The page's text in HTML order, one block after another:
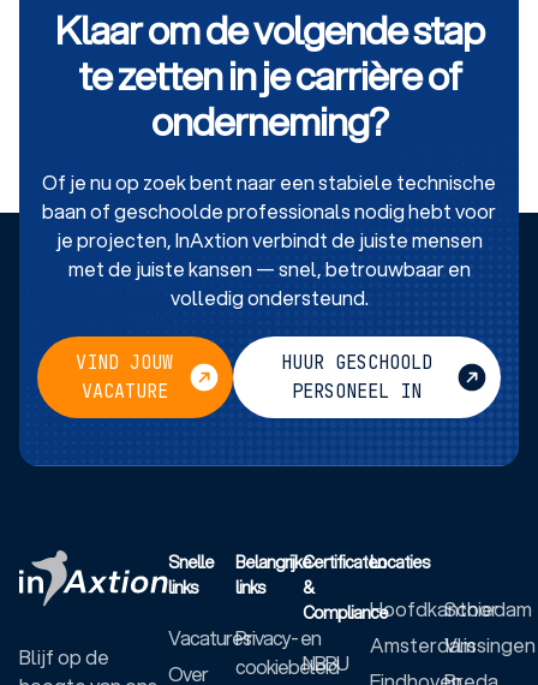
Klaar om de volgende stap
te zetten in je carrière of
onderneming?
Of je nu op zoek bent naar een stabiele technische
baan of geschoolde professionals nodig hebt voor
je projecten, InAxtion verbindt de juiste mensen
met de juiste kansen — snel, betrouwbaar en
volledig ondersteund.
VIND JOUW
VACATURE
HUUR GESCHOOLD
PERSONEEL IN
Blijf op de
Snelle
links
Vacatures
Over
Belangrijke
links
Privacy- en
cookiebeleid
Certificaten
&
Compliance
NBBU
Locaties
Hoofdkantoor
Amsterdam
Schiedam
Vlissingen